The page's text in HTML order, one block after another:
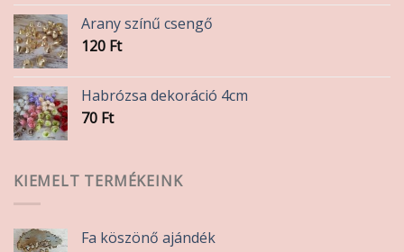
-
330 Ft
Arany színű csengő
120 Ft
Habrózsa dekoráció 4cm
70 Ft
KIEMELT TERMÉKEINK
Fa köszönő ajándék